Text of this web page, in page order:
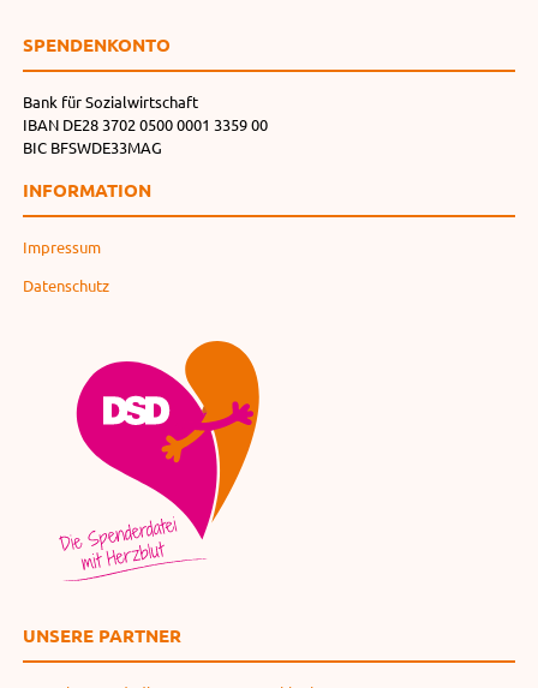
SPENDEN­KONTO
Bank für Sozialwirtschaft
IBAN DE28 3702 0500 0001 3359 00
BIC BFSWDE33MAG
INFORMATION
Impressum
Datenschutz
UNSERE PARTNER